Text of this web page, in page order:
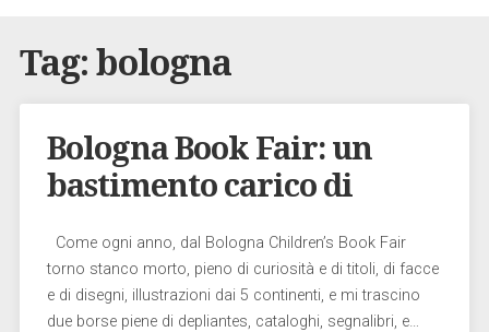
Tag: bologna
Bologna Book Fair: un
bastimento carico di
Come ogni anno, dal Bologna Children’s Book Fair
torno stanco morto, pieno di curiosità e di titoli, di facce
e di disegni, illustrazioni dai 5 continenti, e mi trascino
due borse piene di depliantes, cataloghi, segnalibri, e…